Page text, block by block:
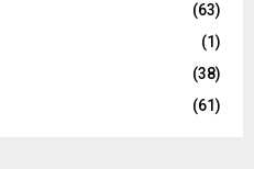
(63)
(1)
(38)
(61)